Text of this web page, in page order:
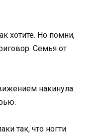
хотите. Но помни,
Семья от
накинула
так, что ногти